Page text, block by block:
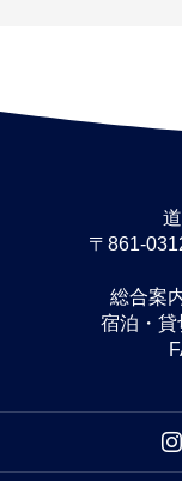
〒861-
総合案
宿泊・貸